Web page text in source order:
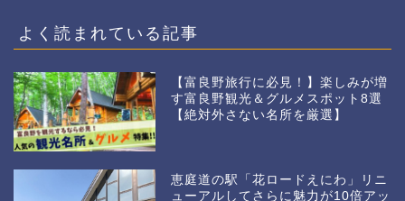
よく読まれている記事
【富良野旅行に必見！】楽しみが増
す富良野観光＆グルメスポット8選
【絶対外さない名所を厳選】
恵庭道の駅「花ロードえにわ」リニ
ューアルしてさらに魅力が10倍アッ